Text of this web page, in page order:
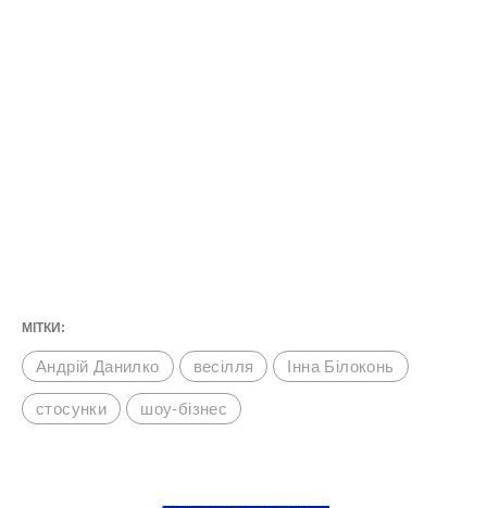
МІТКИ:
Андрій Данилко весілля Інна Білоконь
стосунки шоу-бізнес